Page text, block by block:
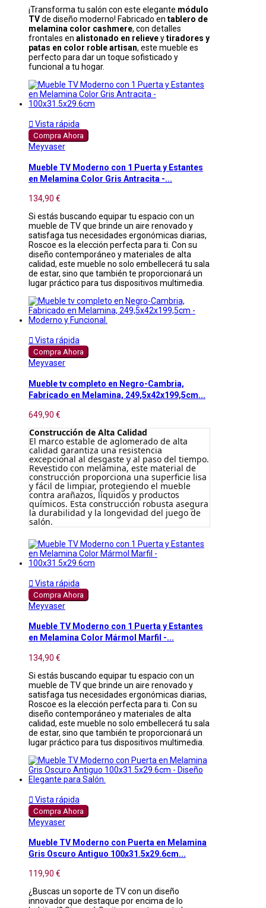
¡Transforma tu salón con este elegante módulo
TVde diseño moderno! Fabricado en tablero de
melamina color cashmere, con detalles
frontales en alistonado en relieveytiradores y
patas en color roble artisan, este mueble es
perfecto para dar un toque sofisticado y
funcional a tu hogar.
 Vista rápida
Compra Ahora
Meyvaser
Mueble TV Moderno con 1 Puerta y Estantes
en Melamina Color Gris Antracita -...
134,90 €
Si estás buscando equipar tu espacio con un
mueble de TV que brinde un aire renovado y
satisfaga tus necesidades ergonómicas diarias,
Roscoe es la elección perfecta para ti. Con su
diseño contemporáneo y materiales de alta
calidad, este mueble no solo embellecerá tu sala
de estar, sino que también te proporcionará un
lugar práctico para tus dispositivos multimedia.
 Vista rápida
Compra Ahora
Meyvaser
Mueble tv completo en Negro-Cambria,
Fabricado en Melamina, 249,5x42x199,5cm...
649,90 €
Construcción de Alta Calidad
El marco estable de aglomerado de alta
calidad garantiza una resistencia
excepcional al desgaste y al paso del tiempo.
Revestido con melamina, este material de
construcción proporciona una superficie lisa
y fácil de limpiar, protegiendo el mueble
contra arañazos, líquidos y productos
químicos. Esta construcción robusta asegura
la durabilidad y la longevidad del juego de
salón.
 Vista rápida
Compra Ahora
Meyvaser
Mueble TV Moderno con 1 Puerta y Estantes
en Melamina Color Mármol Marfil -...
134,90 €
Si estás buscando equipar tu espacio con un
mueble de TV que brinde un aire renovado y
satisfaga tus necesidades ergonómicas diarias,
Roscoe es la elección perfecta para ti. Con su
diseño contemporáneo y materiales de alta
calidad, este mueble no solo embellecerá tu sala
de estar, sino que también te proporcionará un
lugar práctico para tus dispositivos multimedia.
 Vista rápida
Compra Ahora
Meyvaser
Mueble TV Moderno con Puerta en Melamina
Gris Oscuro Antiguo 100x31.5x29.6cm...
119,90 €
¿Buscas un soporte de TV con un diseño
innovador que destaque por encima de lo